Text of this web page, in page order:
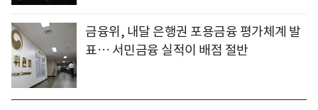
금융위, 내달 은행권 포용금융 평가체계 발
표… 서민금융 실적이 배점 절반